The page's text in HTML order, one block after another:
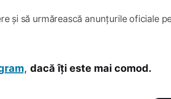
și să urmărească anunțurile oficiale
dacă îți este mai comod.